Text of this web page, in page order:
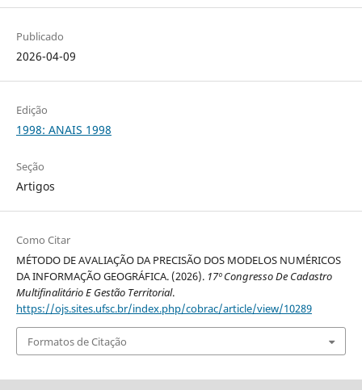
Publicado
2026-04-09
Edição
1998: ANAIS 1998
Seção
Artigos
Como Citar
MÉTODO DE AVALIAÇÃO DA PRECISÃO DOS MODELOS NUMÉRICOS
DA INFORMAÇÃO GEOGRÁFICA. (2026). 17º Congresso De Cadastro
Multifinalitário E Gestão Territorial.
https://ojs.sites.ufsc.br/index.php/cobrac/article/view/10289
Formatos de Citação